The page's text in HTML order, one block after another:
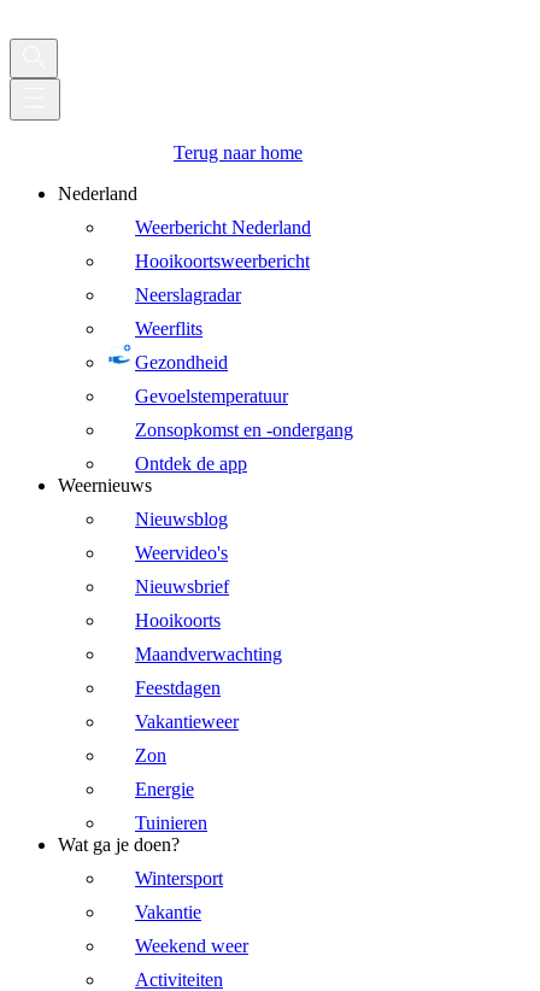
Terug naar home
Nederland
Weerbericht Nederland
Hooikoortsweerbericht
Neerslagradar
Weerflits
Gezondheid
Gevoelstemperatuur
Zonsopkomst en -ondergang
Ontdek de app
Weernieuws
Nieuwsblog
Weervideo's
Nieuwsbrief
Hooikoorts
Maandverwachting
Feestdagen
Vakantieweer
Zon
Energie
Tuinieren
Wat ga je doen?
Wintersport
Vakantie
Weekend weer
Activiteiten